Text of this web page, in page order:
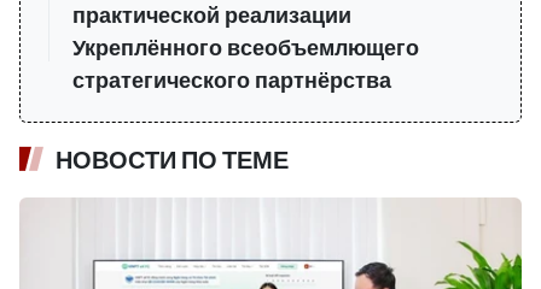
практической реализации
Укреплённого всеобъемлющего
стратегического партнёрства
НОВОСТИ ПО ТЕМЕ